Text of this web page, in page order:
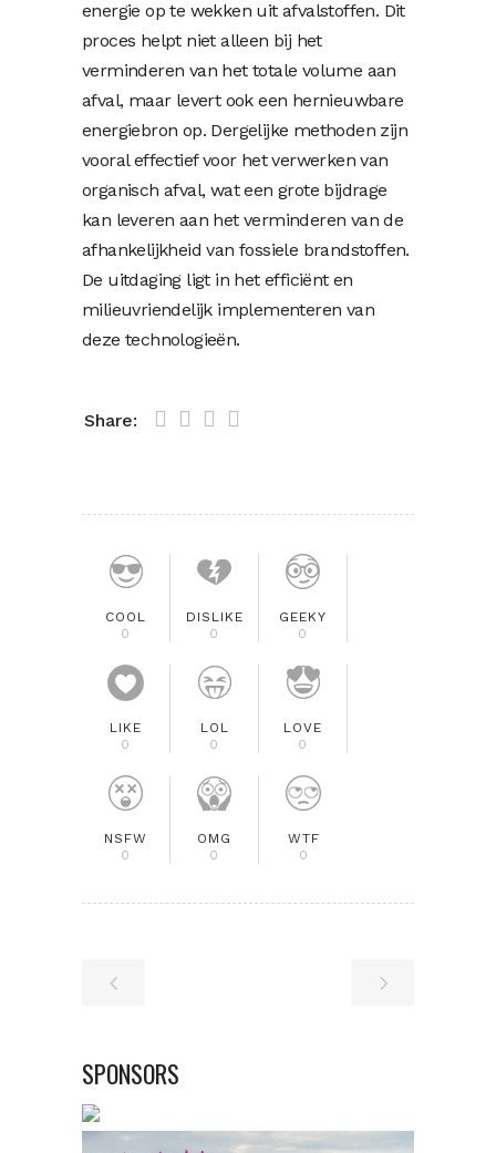
energie op te wekken uit afvalstoffen. Dit
proces helpt niet alleen bij het
verminderen van het totale volume aan
afval, maar levert ook een hernieuwbare
energiebron op. Dergelijke methoden zijn
vooral effectief voor het verwerken van
organisch afval, wat een grote bijdrage
kan leveren aan het verminderen van de
afhankelijkheid van fossiele brandstoffen.
De uitdaging ligt in het efficiënt en
milieuvriendelijk implementeren van
deze technologieën.
Share:
COOL
0
DISLIKE
0
GEEKY
0
LIKE
0
LOL
0
LOVE
0
NSFW
0
OMG
0
WTF
0
SPONSORS